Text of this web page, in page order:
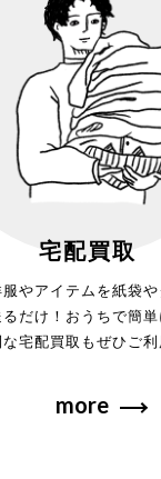
宅配買取
やアイテムを紙袋
だけ！おうちで簡
宅配買取もぜひご利
more